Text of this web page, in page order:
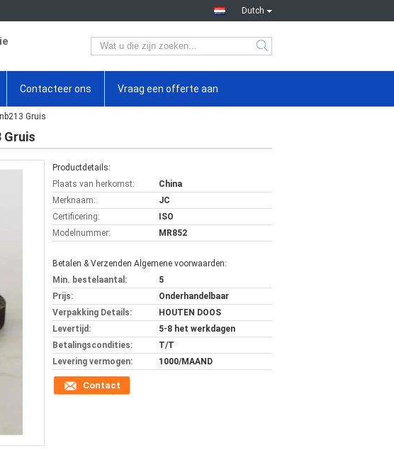
Dutch
Contacteer ons Vraag een offerte aan
Gruis
Gruis
Productdetails:
Plaats van herkomst:
China
Merknaam:
JC
Certificering:
ISO
Modelnummer:
MR852
Betalen & Verzenden Algemene voorwaarden:
Min. bestelaantal:
5
Prijs:
Onderhandelbaar
Verpakking Details:
HOUTEN DOOS
Levertijd:
5-8 het werkdagen
Betalingscondities:
T/T
Levering vermogen:
1000/MAAND
Contact